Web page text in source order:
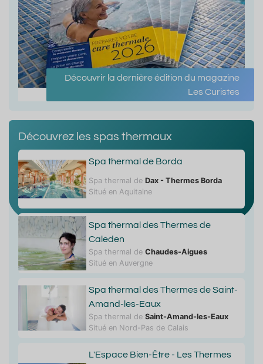
Découvrir la dernière édition du magazine
Les Curistes
Découvrez les spas thermaux
Spa thermal de Borda
Spa thermal de Dax - Thermes Borda
Situé en Aquitaine
Spa thermal des Thermes de
Caleden
Spa thermal de Chaudes-Aigues
Situé en Auvergne
Spa thermal des Thermes de Saint-
Amand-les-Eaux
Spa thermal de Saint-Amand-les-Eaux
Situé en Nord-Pas de Calais
L'Espace Bien-Être - Les Thermes